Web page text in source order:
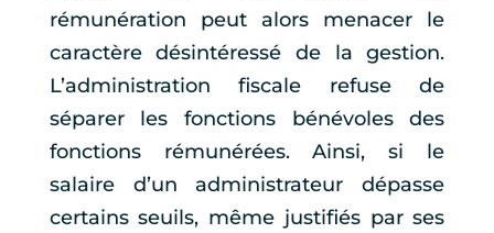
rémunération peut alors menacer le
caractère désintéressé de la gestion.
L’administration fiscale refuse de
séparer les fonctions bénévoles des
fonctions rémunérées. Ainsi, si le
salaire d’un administrateur dépasse
certains seuils, même justifiés par ses